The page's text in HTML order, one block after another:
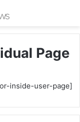
Page
[ihc-visitor-inside-user-page]